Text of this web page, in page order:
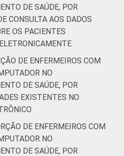
DE SAÚDE, POR
CONSULTA AOS DADOS
OS PACIENTES
DE ENFERMEIROS COM
NO
DE SAÚDE, POR
EXISTENTES NO
DE ENFERMEIROS COM
NO
DE SAÚDE, POR